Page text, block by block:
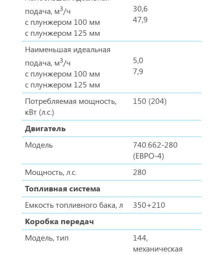
подача, м3/ч
с плунжером 100 мм
с плунжером 125 мм
30,6
47,9
Наименьшая идеальная
подача, м3/ч
с плунжером 100 мм
с плунжером 125 мм
5,0
7,9
Потребляемая мощность,
кВт (л.с.)
150 (204)
Двигатель
Модель
740.662-280
(ЕВРО-4)
Мощность, л.с.
280
Топливная система
Емкость топливного бака, л
350+210
Коробка передач
Модель, тип
144,
механическая